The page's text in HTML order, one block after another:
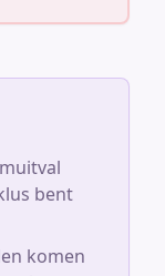
bent
komen